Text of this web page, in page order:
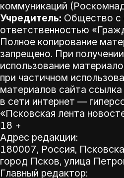
коммуникаций
Учредитель: Общество с
ответственностью
Полное копирование
запрещено. При
использование
при частичном
материалов сайта
в сети интернет —
«Псковская лента
18 +
Адрес редакции:
180007, Россия,
город Псков, улица
Главный редактор: